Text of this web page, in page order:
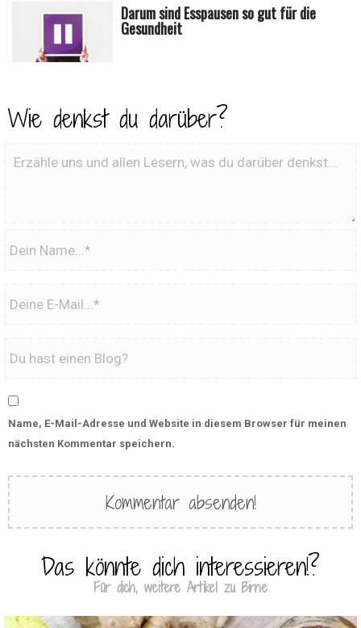
Darum sind Esspausen so gut für die
Gesundheit
Wie denkst du darüber?
Name, E-Mail-Adresse und Website in diesem Browser für meinen
nächsten Kommentar speichern.
Das könnte dich interessieren!?
Für dich, weitere Artikel zu Birne